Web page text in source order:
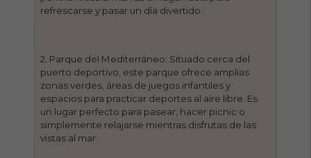
refrescarse y pasar un día divertido.
2. Parque del Mediterráneo: Situado cerca del
puerto deportivo, este parque ofrece amplias
zonas verdes, áreas de juegos infantiles y
espacios para practicar deportes al aire libre. Es
un lugar perfecto para pasear, hacer picnic o
simplemente relajarse mientras disfrutas de las
vistas al mar.